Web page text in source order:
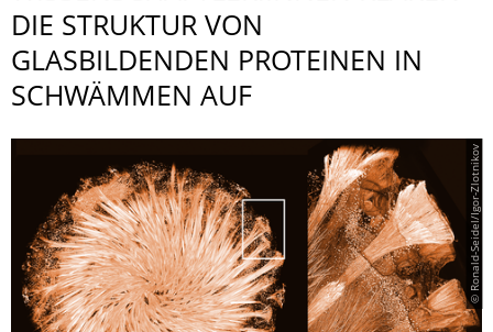
DIE STRUKTUR VON
GLASBILDENDEN PROTEINEN IN
SCHWÄMMEN AUF
© Ronald-Seidel/Igor-Zlotnikov